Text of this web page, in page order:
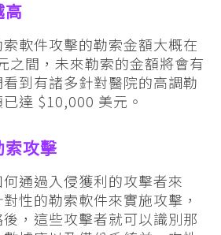
高
軟件攻擊的勒索金額大概在
之間，未來勒索的金額將會有
到有諸多針對醫院的高調勒
達 $10,000 美元。
索攻擊
通過入侵獲利的攻擊者來
性的勒索軟件來實施攻擊，
，這些攻擊者就可以識別那